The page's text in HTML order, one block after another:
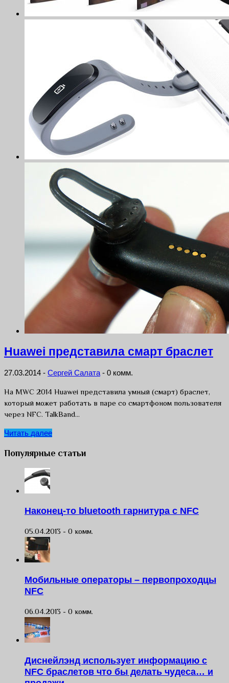
Huawei представила смарт браслет
27.03.2014 - Сергей Салата - 0 комм.
На MWC 2014 Huawei представила умный (смарт) браслет,
который может работать в паре со смартфоном пользователя
через NFC. TalkBand…
Читать далее
Популярные статьи
Наконец-то bluetooth гарнитура с NFC
05.04.2013 - 0 комм.
Мобильные операторы – первопроходцы
NFC
06.04.2013 - 0 комм.
Диснейлэнд использует информацию с
NFC браслетов что бы делать чудеса… и